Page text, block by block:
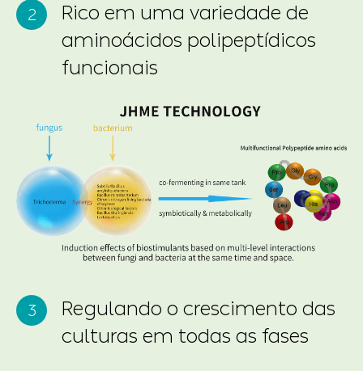
Rico em uma variedade de
aminoácidos polipeptídicos
funcionais
Regulando o crescimento das
culturas em todas as fases